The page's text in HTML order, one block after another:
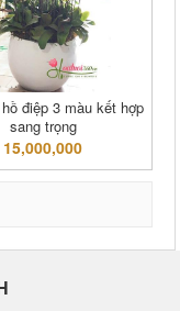
điệp 3 màu kết hợp
sang trọng
15,000,000